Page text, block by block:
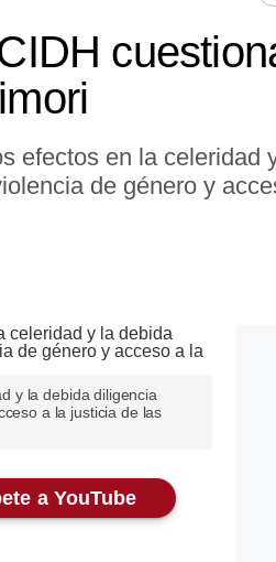
efectos en la celeridad
de género y
y la debida diligencia
a la justicia de las
a YouTube